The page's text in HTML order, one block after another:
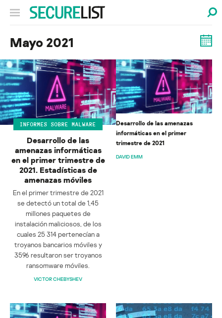
Mayo 2021
INFORMES SOBRE MALWARE
Desarrollo de las
amenazas informáticas
en el primer trimestre de
2021. Estadísticas de
amenazas móviles
En el primer trimestre de 2021
se detectó un total de 1,45
millones paquetes de
instalación maliciosos, de los
cuales 25 314 pertenecían a
troyanos bancarios móviles y
3596 resultaron ser troyanos
ransomware móviles.
VICTOR CHEBYSHEV
Desarrollo de las amenazas
informáticas en el primer
trimestre de 2021
DAVID EMM